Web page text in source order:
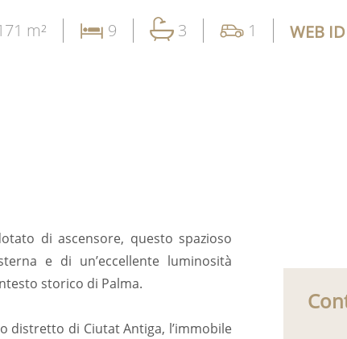
m² 9 3 1 WEB
di ascensore, questo spazioso
e di un’eccellente luminosità
storico di Palma.
distretto di Ciutat Antiga, l’immobile